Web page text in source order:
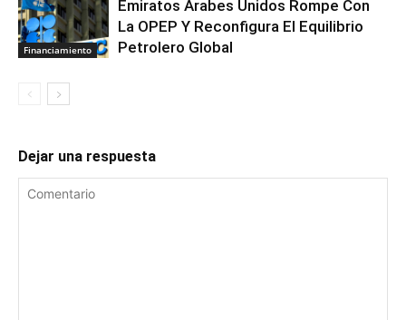
Financiamiento
Emiratos Árabes Unidos Rompe Con
La OPEP Y Reconfigura El Equilibrio
Petrolero Global
Dejar una respuesta